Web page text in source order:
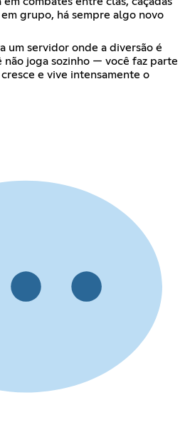
grupo, há sempre algo novo
um servidor onde a diversão é
não joga sozinho — você faz parte
e vive intensamente o